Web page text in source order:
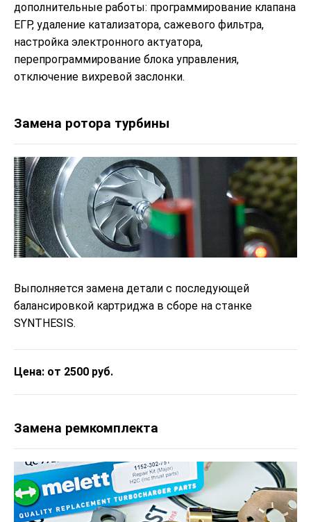
дополнительные работы: программирование клапана
ЕГР, удаление катализатора, сажевого фильтра,
настройка электронного актуатора,
перепрограммирование блока управления,
отключение вихревой заслонки.
Замена ротора турбины
Выполняется замена детали с последующей
балансировкой картриджа в сборе на станке
SYNTHESIS.
Цена: от 2500 руб.
Замена ремкомплекта